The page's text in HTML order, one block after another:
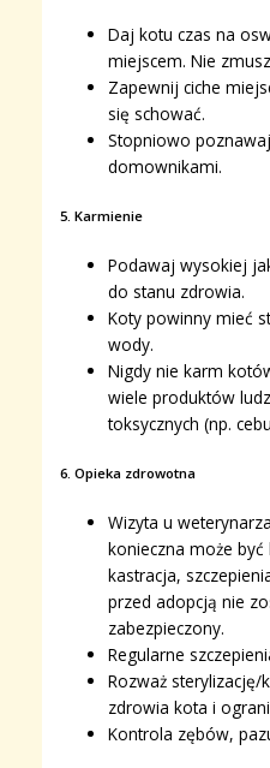
Daj kotu czas na
miejscem. Nie
Zapewnij ciche
się schować.
Stopniowo
domownikami.
5. Karmienie
Podawaj wysokiej
do stanu zdrowia.
Koty powinny mieć
wody.
Nigdy nie karm
wiele produktów
toksycznych (np.
6. Opieka zdrowotna
Wizyta u
konieczna może
kastracja,
przed adopcją nie
zabezpieczony.
Regularne
Rozważ sterylizację/
zdrowia kota i
Kontrola zębów,